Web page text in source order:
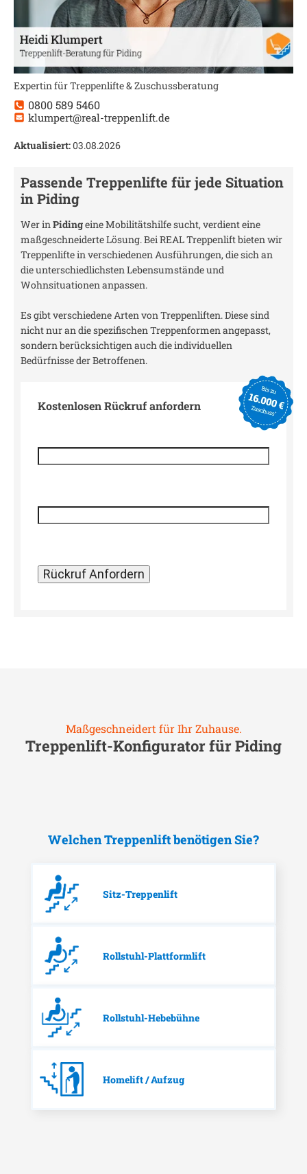
Expertin für Treppenlifte & Zuschussberatung
0800 589 5460
klumpert@real-treppenlift.de
Aktualisiert:03.08.2026
Passende Treppenlifte für jede Situation
inPiding
Wer inPidingeine Mobilitätshilfe sucht, verdient eine
maßgeschneiderte Lösung. Bei REAL Treppenlift bieten wir
Treppenlifte in verschiedenen Ausführungen, die sich an
die unterschiedlichsten Lebensumstände und
Wohnsituationen anpassen.
Es gibt verschiedene Arten von Treppenliften. Diese sind
nicht nur an die spezifischen Treppenformen angepasst,
sondern berücksichtigen auch die individuellen
Bedürfnisse der Betroffenen.
Kostenlosen Rückruf anfordern
Maßgeschneidert für Ihr Zuhause.
Treppenlift-Konfigurator fürPiding
Welchen Treppenlift benötigen Sie?
Sitz-Treppenlift
Rollstuhl-Plattformlift
Rollstuhl-Hebebühne
Homelift / Aufzug